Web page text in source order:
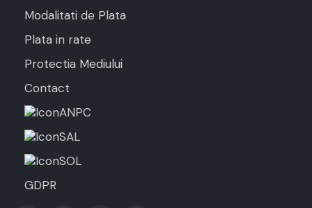
Modalitati de Plata
Plata in rate
Protectia Mediului
Contact
ANPC
SAL
SOL
GDPR